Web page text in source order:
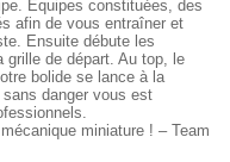
Equipes constituées, des
afin de vous entraîner et
Ensuite débute les
grille de départ. Au top, le
bolide se lance à la
danger vous est
miniature ! – Team